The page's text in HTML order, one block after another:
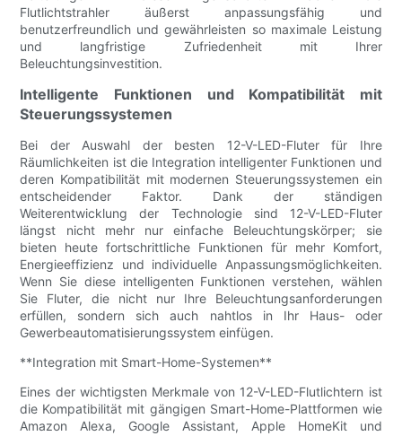
Flutlichtstrahler äußerst anpassungsfähig und
benutzerfreundlich und gewährleisten so maximale Leistung
und langfristige Zufriedenheit mit Ihrer
Beleuchtungsinvestition.
Intelligente Funktionen und Kompatibilität mit
Steuerungssystemen
Bei der Auswahl der besten 12-V-LED-Fluter für Ihre
Räumlichkeiten ist die Integration intelligenter Funktionen und
deren Kompatibilität mit modernen Steuerungssystemen ein
entscheidender Faktor. Dank der ständigen
Weiterentwicklung der Technologie sind 12-V-LED-Fluter
längst nicht mehr nur einfache Beleuchtungskörper; sie
bieten heute fortschrittliche Funktionen für mehr Komfort,
Energieeffizienz und individuelle Anpassungsmöglichkeiten.
Wenn Sie diese intelligenten Funktionen verstehen, wählen
Sie Fluter, die nicht nur Ihre Beleuchtungsanforderungen
erfüllen, sondern sich auch nahtlos in Ihr Haus- oder
Gewerbeautomatisierungssystem einfügen.
**Integration mit Smart-Home-Systemen**
Eines der wichtigsten Merkmale von 12-V-LED-Flutlichtern ist
die Kompatibilität mit gängigen Smart-Home-Plattformen wie
Amazon Alexa, Google Assistant, Apple HomeKit und